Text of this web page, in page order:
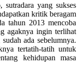
yang sukses
kritik beragam
tahun 2013 mencoba
agaknya ingin terlihat
ada sebelumnya.
tertatih-tatih untuk
kehidupan masa